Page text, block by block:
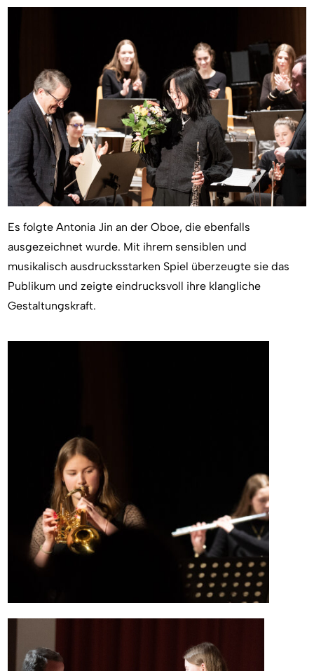
Es folgte Antonia Jin an der Oboe, die ebenfalls
ausgezeichnet wurde. Mit ihrem sensiblen und
musikalisch ausdrucksstarken Spiel überzeugte sie das
Publikum und zeigte eindrucksvoll ihre klangliche
Gestaltungskraft.